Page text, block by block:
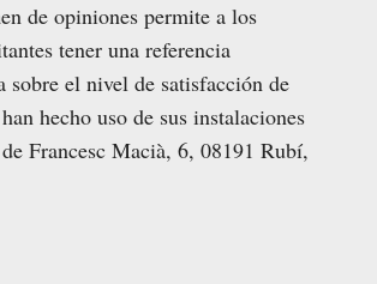
de opiniones permite a los
tener una referencia
sobre el nivel de satisfacción de
hecho uso de sus instalaciones
Francesc Macià, 6, 08191 Rubí,